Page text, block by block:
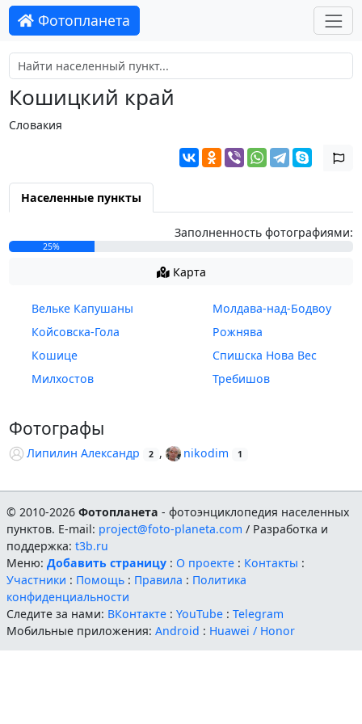
Фотопланета
Кошицкий край
Словакия
Населенные пункты
Заполненность фотографиями:
25%
Карта
Вельке Капушаны
Койсовска-Гола
Кошице
Милхостов
Молдава-над-Бодвоу
Рожнява
Спишска Нова Вес
Требишов
Фотографы
Липилин Александр 2 , nikodim 1
© 2010-2026Фотопланета - фотоэнциклопедия населенных
пунктов. E-mail: project@foto-planeta.com / Разработка и
поддержка:t3b.ru
Меню:Добавить страницу : О проекте : Контакты :
Участники : Помощь : Правила : Политика
конфиденциальности
Следите за нами: ВКонтакте :YouTube :Telegram
Мобильные приложения:Android : Huawei / Honor